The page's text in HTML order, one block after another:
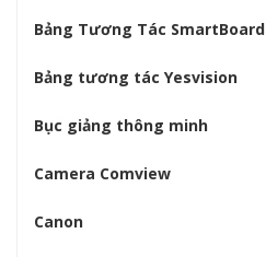
Bảng Tương Tác SmartBoard
Bảng tương tác Yesvision
Bục giảng thông minh
Camera Comview
Canon